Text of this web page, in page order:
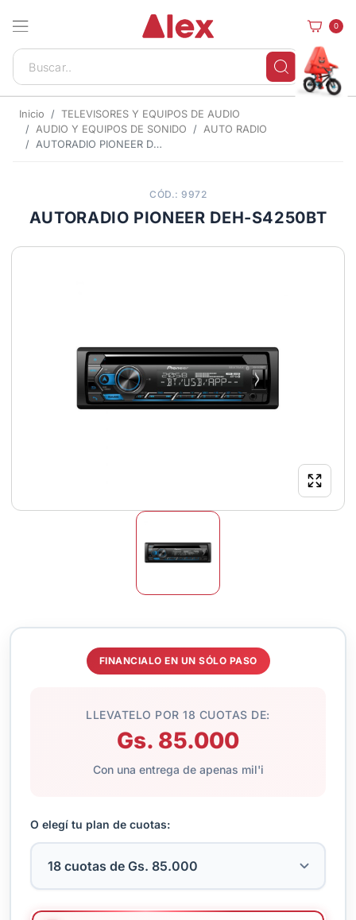
0
Inicio
TELEVISORES Y EQUIPOS DE AUDIO
AUDIO Y EQUIPOS DE SONIDO
AUTO RADIO
AUTORADIO PIONEER DEH-S4250BT
CÓD.: 9972
AUTORADIO PIONEER DEH-S4250BT
FINANCIALO EN UN SÓLO PASO
LLEVATELO POR 18 CUOTAS DE:
Gs. 85.000
Con una entrega de apenas mil'i
O elegí tu plan de cuotas: